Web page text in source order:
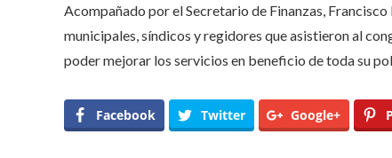
Acompañado por el Secretario de Finanzas,
municipales, síndicos y regidores que asistieron al
poder mejorar los servicios en beneficio de toda su
Facebook Twitter Google+